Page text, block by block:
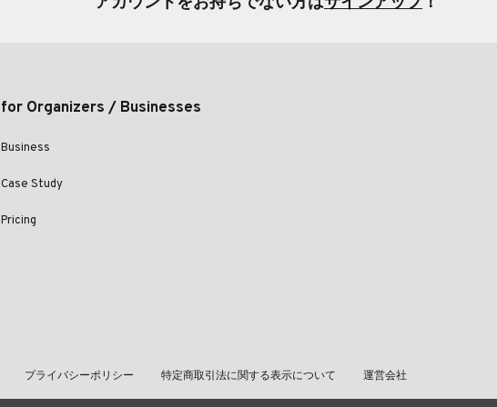
for Organizers / Businesses
Business
Case Study
Pricing
プライバシーポリシー 特定商取引法に関する表示について 運営会社